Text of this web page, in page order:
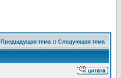
Предыдущая тема :: Следующая тема